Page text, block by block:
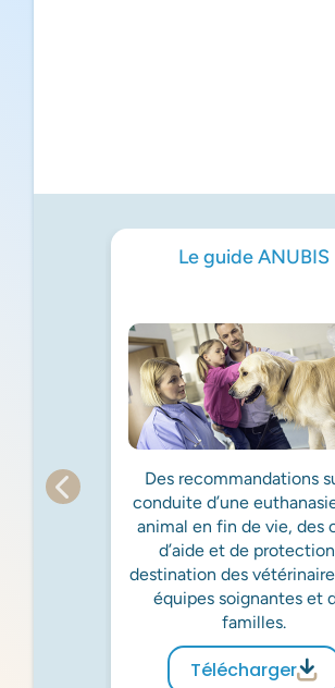
Le guide ANUBIS
Des recommandations
conduite d’une
animal en fin de vie, des
d’aide et de
destination des
équipes soignantes et
familles.
Télécharger